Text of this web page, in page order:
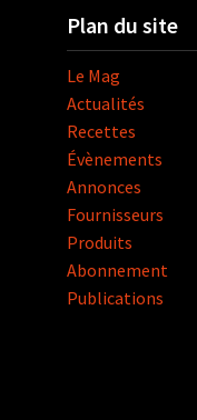
Plan du site
Le Mag
Actualités
Recettes
Évènements
Annonces
Fournisseurs
Produits
Abonnement
Publications